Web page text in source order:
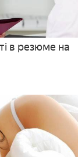
в резюме на